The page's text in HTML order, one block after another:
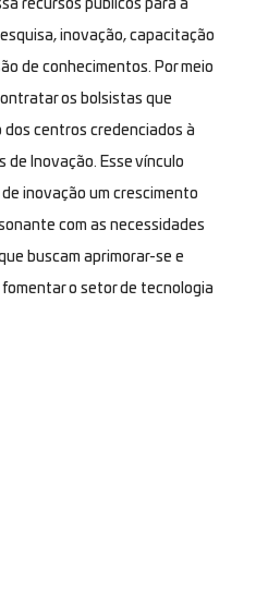
recursos públicos para a
inovação, capacitação
de conhecimentos. Por meio
os bolsistas que
centros credenciados à
de Inovação. Esse vínculo
inovação um crescimento
com as necessidades
buscam aprimorar-se e
o setor de tecnologia